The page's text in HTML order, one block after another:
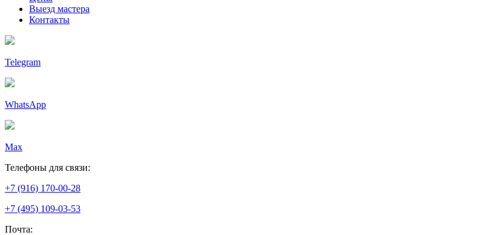
Выезд мастера
Контакты
Telegram
WhatsApp
Max
Телефоны для связи:
+7 (916) 170-00-28
+7 (495) 109-03-53
Почта: